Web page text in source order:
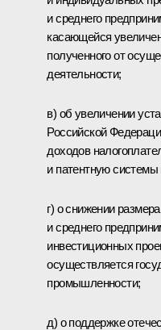
и среднего
касающейся
полученного от
деятельности;
в) об увеличении
Российской
доходов
и патентную системы
г) о снижении
и среднего
инвестиционных
осуществляется
промышленности;
д) о поддержке